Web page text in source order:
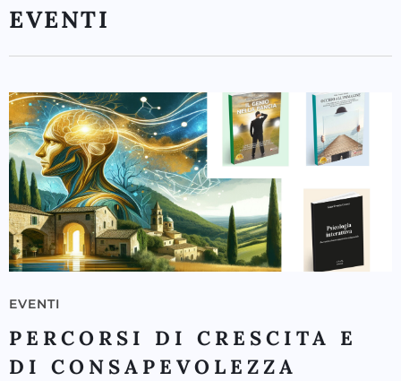
EVENTI
EVENTI
PERCORSI DI CRESCITA E
DI CONSAPEVOLEZZA